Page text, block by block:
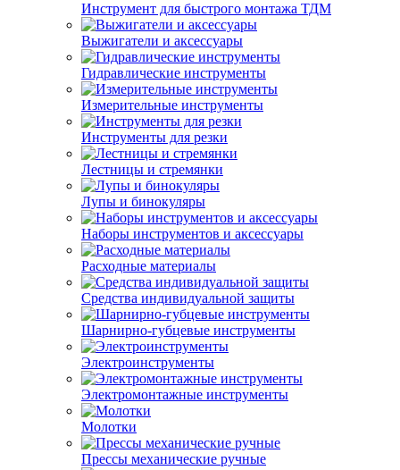
Инструмент для быстрого монтажа ТДМ
Выжигатели и аксессуары
Гидравлические инструменты
Измерительные инструменты
Инструменты для резки
Лестницы и стремянки
Лупы и бинокуляры
Наборы инструментов и аксессуары
Расходные материалы
Средства индивидуальной защиты
Шарнирно-губцевые инструменты
Электроинструменты
Электромонтажные инструменты
Молотки
Прессы механические ручные